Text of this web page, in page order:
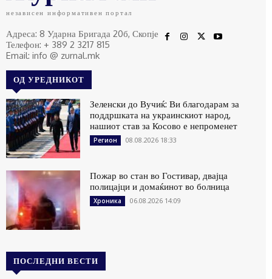
независен информативен портал
Адреса: 8 Ударна Бригада 20б, Скопје
Телефон: + 389 2 3217 815
Email: info @ zurnal.mk
ОД УРЕДНИКОТ
Зеленски до Вучиќ: Ви благодарам за
поддршката на украинскиот народ,
нашиот став за Косово е непроменет
Регион 08.08.2026 18:33
Пожар во стан во Гостивар, двајца
полицајци и домаќинот во болница
Хроника 06.08.2026 14:09
ПОСЛЕДНИ ВЕСТИ